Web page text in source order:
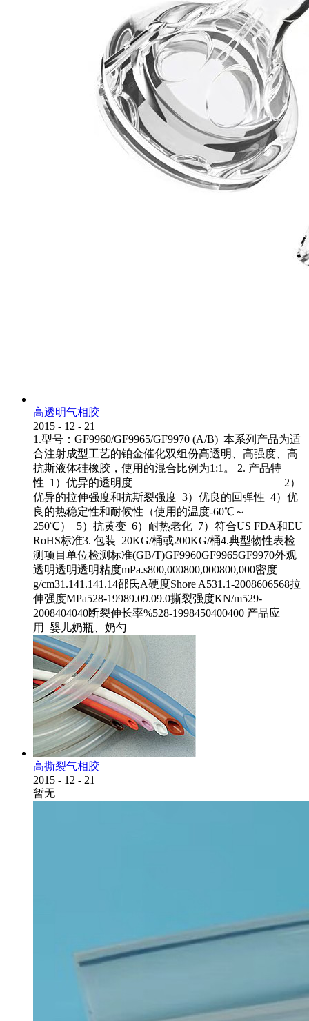
高透明气相胶
2015 - 12 - 21
1.型号：GF9960/GF9965/GF9970 (A/B) 本系列产品为适
合注射成型工艺的铂金催化双组份高透明、高强度、高
抗斯液体硅橡胶，使用的混合比例为1:1。 2. 产品特
性 1）优异的透明度 2）
优异的拉伸强度和抗斯裂强度 3）优良的回弹性 4）优
良的热稳定性和耐候性（使用的温度-60℃～
250℃） 5）抗黄变 6）耐热老化 7）符合US FDA和EU
RoHS标准3. 包装 20KG/桶或200KG/桶4.典型物性表检
测项目单位检测标准(GB/T)GF9960GF9965GF9970外观
透明透明透明粘度mPa.s800,000800,000800,000密度
g/cm31.141.141.14邵氏A硬度Shore A531.1-2008606568拉
伸强度MPa528-19989.09.09.0撕裂强度KN/m529-
2008404040断裂伸长率%528-1998450400400 产品应
用 婴儿奶瓶、奶勺
高撕裂气相胶
2015 - 12 - 21
暂无